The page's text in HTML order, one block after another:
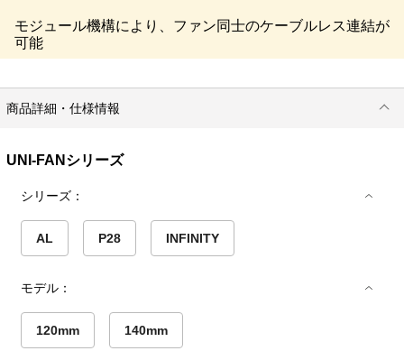
モジュール機構により、ファン同士のケーブルレス連結が
可能
商品詳細・仕様情報
UNI-FANシリーズ
シリーズ：
AL P28 INFINITY
モデル：
120mm 140mm